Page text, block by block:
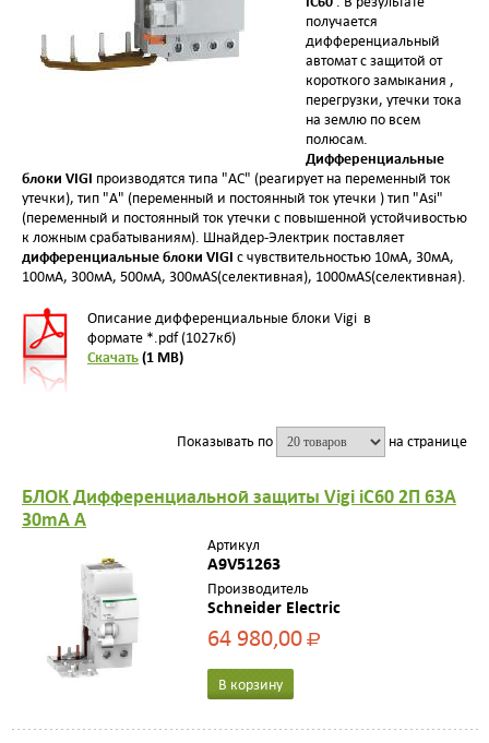
получается
дифференциальный
автомат с защитой от
короткого замыкания ,
перегрузки, утечки тока
на землю по всем
полюсам.
Дифференциальные
блоки VIGI производятся типа "АС" (реагирует на переменный ток
утечки), тип "A" (переменный и постоянный ток утечки ) тип "Asi"
(переменный и постоянный ток утечки c повышенной устойчивостью
к ложным срабатываниям). Шнайдер-Электрик поставляет
дифференциальные блоки VIGI с чувствительностью 10мА, 30мА,
100мА, 300мА, 500мА, 300мАS(селективная), 1000мАS(селективная).
Описание дифференциальные блоки Vigi в
формате *.pdf (1027кб)
Скачать(1 MB)
Показывать по на странице
БЛОК Дифференциальной защиты Vigi iC60 2П 63A
30mA A
Артикул
A9V51263
Производитель
Schneider Electric
64 980,00Р
В корзину